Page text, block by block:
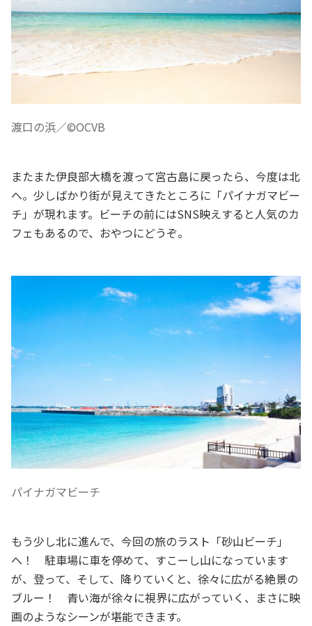
渡口の浜／©OCVB
またまた伊良部大橋を渡って宮古島に戻ったら、今度は北
へ。少しばかり街が見えてきたところに「パイナガマビー
チ」が現れます。ビーチの前にはSNS映えすると人気のカ
フェもあるので、おやつにどうぞ。
パイナガマビーチ
もう少し北に進んで、今回の旅のラスト「砂山ビーチ」
へ！ 駐車場に車を停めて、すこーし山になっています
が、登って、そして、降りていくと、徐々に広がる絶景の
ブルー！ 青い海が徐々に視界に広がっていく、まさに映
画のようなシーンが堪能できます。